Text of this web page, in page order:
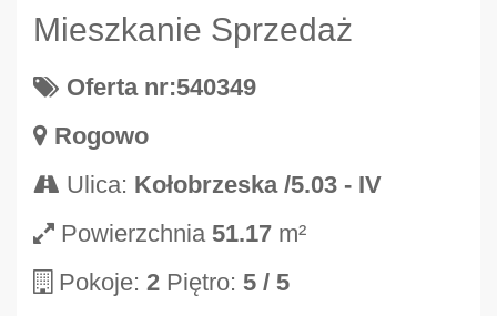
Mieszkanie Sprzedaż
Oferta nr:540349
Rogowo
Ulica: Kołobrzeska /5.03 - IV
Powierzchnia 51.17 m²
Pokoje: 2 Piętro: 5 / 5